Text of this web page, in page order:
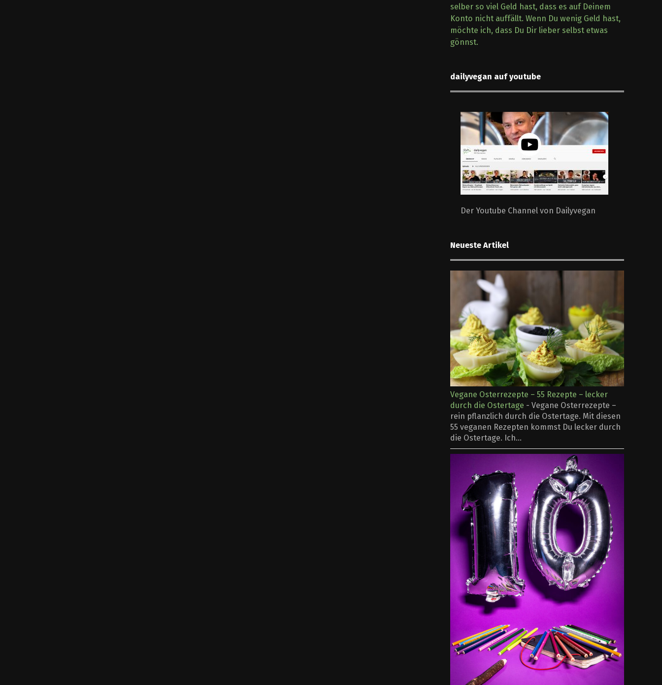
selber so viel Geld hast, dass es auf Deinem
Konto nicht auffällt. Wenn Du wenig Geld hast,
möchte ich, dass Du Dir lieber selbst etwas
gönnst.
dailyvegan auf youtube
Der Youtube Channel von Dailyvegan
Neueste Artikel
Vegane Osterrezepte – 55 Rezepte – lecker
durch die Ostertage - Vegane Osterrezepte –
rein pflanzlich durch die Ostertage. Mit diesen
55 veganen Rezepten kommst Du lecker durch
die Ostertage. Ich...